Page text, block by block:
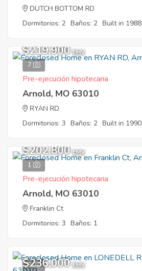
DUTCH BOTTOM RD
Dormitorios: 2 Baños: 2 Built in 1988
7
$219,900 EMV
Pre-ejecución hipotecaria
Arnold, MO 63010
RYAN RD
Dormitorios: 3 Baños: 2 Built in 1990
1
$202,800 EMV
Pre-ejecución hipotecaria
Arnold, MO 63010
Franklin Ct
Dormitorios: 3 Baños: 1
3
$236,000 EMV